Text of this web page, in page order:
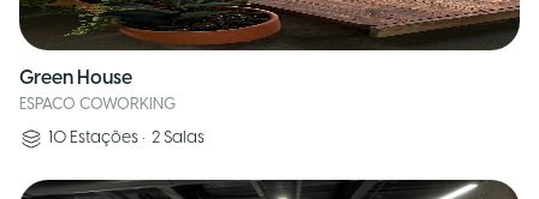
Green House
ESPACO COWORKING
10 Estações • 2 Salas